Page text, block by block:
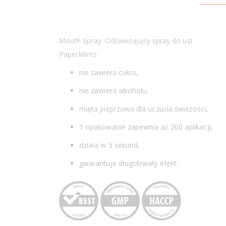
Mouth Spray. Odświeżający spray do ust
PaperMints:
nie zawiera cukru,
nie zawiera alkoholu,
mięta pieprzowa dla uczucia świeżości,
1 opakowanie zapewnia aż 200 aplikacji,
działa w 5 sekund,
gwarantuje długotrwały efekt.